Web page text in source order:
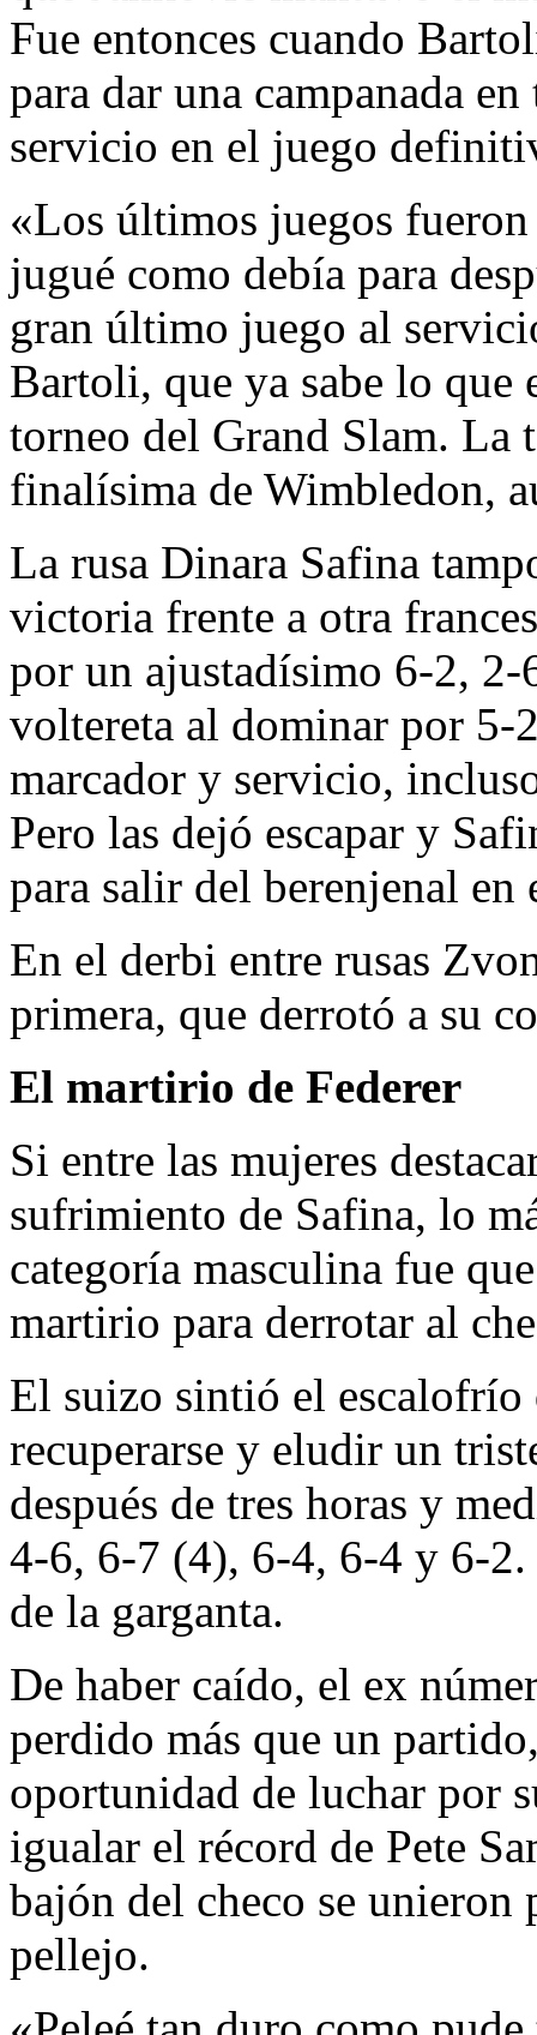
Fue entonces cuando
para dar una campanada
servicio en el juego
«Los últimos juegos
jugué como debía para
gran último juego al
Bartoli, que ya sabe lo que
torneo del Grand Slam. La
finalísima de Wimbledon,
La rusa Dinara Safina
victoria frente a otra
por un ajustadísimo 6-2,
voltereta al dominar por 5-
marcador y servicio,
Pero las dejó escapar y
para salir del berenjenal en
En el derbi entre rusas
primera, que derrotó a su
El martirio de Federer
Si entre las mujeres
sufrimiento de Safina, lo
categoría masculina fue
martirio para derrotar al
El suizo sintió el escalofrío
recuperarse y eludir un
después de tres horas y
4-6, 6-7 (4), 6-4, 6-4 y 6-
de la garganta.
De haber caído, el ex
perdido más que un
oportunidad de luchar por
igualar el récord de Pete
bajón del checo se unieron
pellejo.